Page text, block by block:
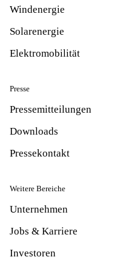
Windenergie
Solarenergie
Elektromobilität
Presse
Pressemitteilungen
Downloads
Pressekontakt
Weitere Bereiche
Unternehmen
Jobs & Karriere
Investoren